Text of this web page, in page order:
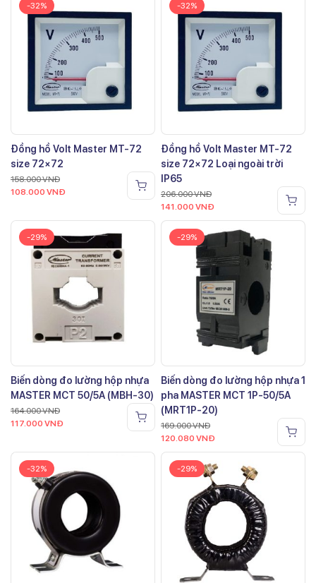
-32%
Đồng hồ Volt Master MT-72
size 72×72
158.000VNĐ
108.000 VNĐ
-32%
Đồng hồ Volt Master MT-72
size 72×72 Loại ngoài trời
IP65
206.000VNĐ
141.000 VNĐ
-29%
Biến dòng đo lường hộp nhựa
MASTER MCT 50/5A (MBH-30)
164.000VNĐ
117.000 VNĐ
-29%
Biến dòng đo lường hộp nhựa 1
pha MASTER MCT 1P-50/5A
(MRT1P-20)
169.000VNĐ
120.080 VNĐ
-32% -29%